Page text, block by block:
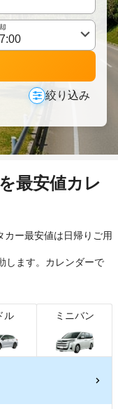
絞り込み
最安値カレ
ー最安値は日帰り ご用
します。カレンダーで
ル ミニバン